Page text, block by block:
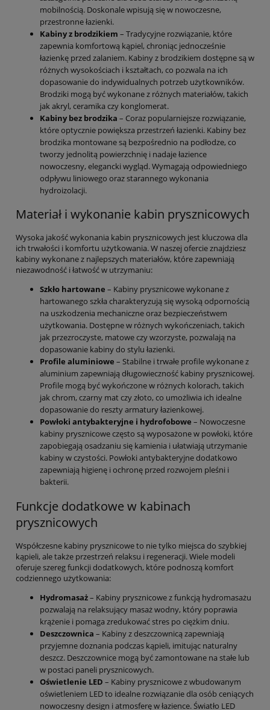
mobilnością. Doskonale wpisują się w nowoczesne,
przestronne łazienki.
Kabiny z brodzikiem – Tradycyjne rozwiązanie, które
zapewnia komfortową kąpiel, chroniąc jednocześnie
łazienkę przed zalaniem. Kabiny z brodzikiem dostępne są w
różnych wysokościach i kształtach, co pozwala na ich
dopasowanie do indywidualnych potrzeb użytkowników.
Brodziki mogą być wykonane z różnych materiałów, takich
jak akryl, ceramika czy konglomerat.
Kabiny bez brodzika – Coraz popularniejsze rozwiązanie,
które optycznie powiększa przestrzeń łazienki. Kabiny bez
brodzika montowane są bezpośrednio na podłodze, co
tworzy jednolitą powierzchnię i nadaje łazience
nowoczesny, elegancki wygląd. Wymagają odpowiedniego
odpływu liniowego oraz starannego wykonania
hydroizolacji.
Materiał i wykonanie kabin prysznicowych
Wysoka jakość wykonania kabin prysznicowych jest kluczowa dla
ich trwałości i komfortu użytkowania. W naszej ofercie znajdziesz
kabiny wykonane z najlepszych materiałów, które zapewniają
niezawodność i łatwość w utrzymaniu:
Szkło hartowane – Kabiny prysznicowe wykonane z
hartowanego szkła charakteryzują się wysoką odpornością
na uszkodzenia mechaniczne oraz bezpieczeństwem
użytkowania. Dostępne w różnych wykończeniach, takich
jak przezroczyste, matowe czy wzorzyste, pozwalają na
dopasowanie kabiny do stylu łazienki.
Profile aluminiowe – Stabilne i trwałe profile wykonane z
aluminium zapewniają długowieczność kabiny prysznicowej.
Profile mogą być wykończone w różnych kolorach, takich
jak chrom, czarny mat czy złoto, co umożliwia ich idealne
dopasowanie do reszty armatury łazienkowej.
Powłoki antybakteryjne i hydrofobowe – Nowoczesne
kabiny prysznicowe często są wyposażone w powłoki, które
zapobiegają osadzaniu się kamienia i ułatwiają utrzymanie
kabiny w czystości. Powłoki antybakteryjne dodatkowo
zapewniają higienę i ochronę przed rozwojem pleśni i
bakterii.
Funkcje dodatkowe w kabinach
prysznicowych
Współczesne kabiny prysznicowe to nie tylko miejsca do szybkiej
kąpieli, ale także przestrzeń relaksu i regeneracji. Wiele modeli
oferuje szereg funkcji dodatkowych, które podnoszą komfort
codziennego użytkowania:
Hydromasaż– Kabiny prysznicowe z funkcją hydromasażu
pozwalają na relaksujący masaż wodny, który poprawia
krążenie i pomaga zredukować stres po ciężkim dniu.
Deszczownica – Kabiny z deszczownicą zapewniają
przyjemne doznania podczas kąpieli, imitując naturalny
deszcz. Deszczownice mogą być zamontowane na stałe lub
w postaci paneli prysznicowych.
Oświetlenie LED – Kabiny prysznicowe z wbudowanym
oświetleniem LED to idealne rozwiązanie dla osób ceniących
nowoczesny design i atmosferę w łazience. Światło LED